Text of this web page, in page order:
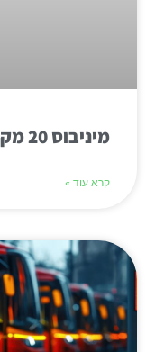
מיניבוס 20 מקומות
קרא עוד »